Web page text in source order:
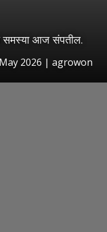
समस्या आज संपतील.
2026 | agrowon